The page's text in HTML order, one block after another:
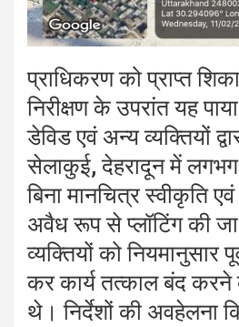
प्राधिकरण को प्राप्त
निरीक्षण के उपरांत यह
डेविड एवं अन्य व्यक्तियों
सेलाकुई, देहरादून में लगभग
बिना मानचित्र स्वीकृति
अवैध रूप से प्लॉटिंग की
व्यक्तियों को नियमानुसार
कर कार्य तत्काल बंद करने
थे। निर्देशों की अवहेलना